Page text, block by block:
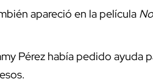
apareció en la película
Pérez había pedido ayuda